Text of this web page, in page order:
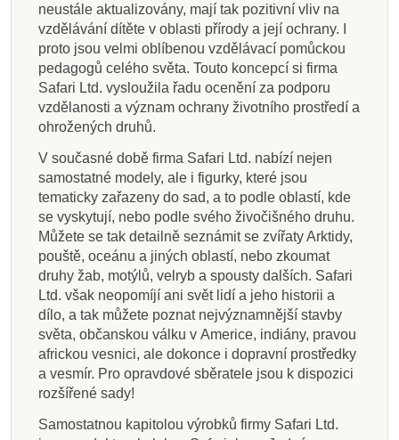
neustále aktualizovány, mají tak pozitivní vliv na
vzdělávání dítěte v oblasti přírody a její ochrany. I
proto jsou velmi oblíbenou vzdělávací pomůckou
pedagogů celého světa. Touto koncepcí si firma
Safari Ltd. vysloužila řadu ocenění za podporu
vzdělanosti a význam ochrany životního prostředí a
ohrožených druhů.
V současné době firma Safari Ltd. nabízí nejen
samostatné modely, ale i figurky, které jsou
tematicky zařazeny do sad, a to podle oblastí, kde
se vyskytují, nebo podle svého živočišného druhu.
Můžete se tak detailně seznámit se zvířaty Arktidy,
pouště, oceánu a jiných oblastí, nebo zkoumat
druhy žab, motýlů, velryb a spousty dalších. Safari
Ltd. však neopomíjí ani svět lidí a jeho historii a
dílo, a tak můžete poznat nejvýznamnější stavby
světa, občanskou válku v Americe, indiány, pravou
africkou vesnici, ale dokonce i dopravní prostředky
a vesmír. Pro opravdové sběratele jsou k dispozici
rozšířené sady!
Samostatnou kapitolou výrobků firmy Safari Ltd.